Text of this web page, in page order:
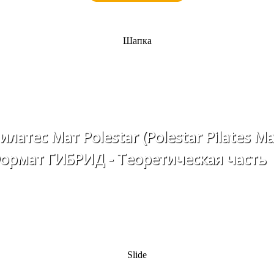
Шапка
Мат Polestar (Polestar Pilates
ГИБРИД - Теоретическая часть
Slide